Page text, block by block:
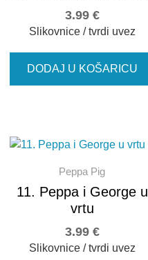
3.99 €
Slikovnice / tvrdi uvez
DODAJ U KOŠARICU
Peppa Pig
11. Peppa i George u
vrtu
3.99 €
Slikovnice / tvrdi uvez